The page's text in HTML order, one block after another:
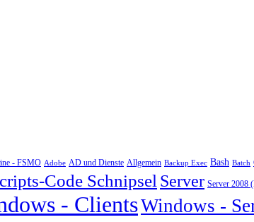
- FSMO Adobe AD und Dienste Allgemein Backup Exec Bash Batch
Code Schnipsel Server Server 2008
- ClientsWindows -